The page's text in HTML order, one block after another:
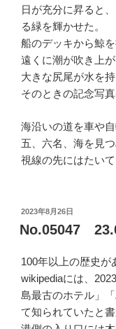
日が充分に昇ると
る緑を輝かせた。
船のデッキから鯨を
遠くに潮が吹き上
大きな尻尾が水を
そのときの記念写
海沿いの道を車や
五、六名、海を見
視線の先にはたいて
投
稿
日:
2023年8月26日
No.05047
100年以上の歴史が
wikipediaには、
島最古のホテル」
て知られていたと書